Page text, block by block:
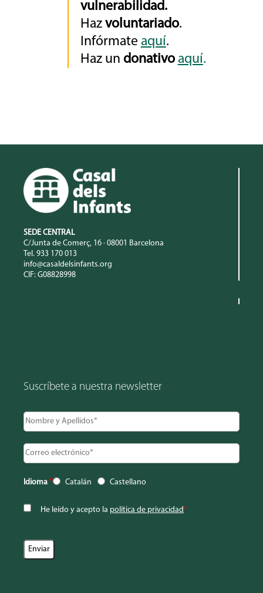
vulnerabilidad.
Haz voluntariado.
Infórmate aquí.
Haz un donativo aquí.
SEDE CENTRAL
C/Junta de Comerç, 16 · 08001 Barcelona
Tel. 933 170 013
info@casaldelsinfants.org
CIF: G08828998
Suscríbete a nuestra newsletter
Idioma * Catalán Castellano
He leído y acepto la política de privacidad*